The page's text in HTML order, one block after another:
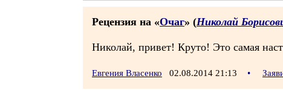
Рецензия на «Очаг» (Николай
Николай, привет! Круто! Это самая
Евгения Власенко 02.08.2014 21:13 •